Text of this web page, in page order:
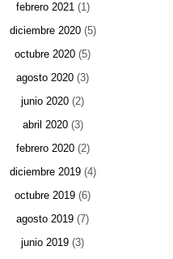
febrero 2021(1)
diciembre 2020(5)
octubre 2020 (5)
agosto 2020 (3)
junio 2020 (2)
abril 2020(3)
febrero 2020(2)
diciembre 2019(4)
octubre 2019 (6)
agosto 2019 (7)
junio 2019 (3)